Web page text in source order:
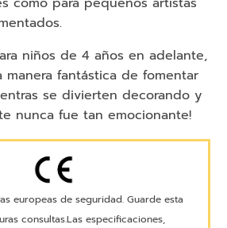
niños de 4 años en adelante,
fantástica de fomentar
se divierten decorando y
nunca fue tan emocionante!
europeas de seguridad. Guarde esta
consultas.Las especificaciones,